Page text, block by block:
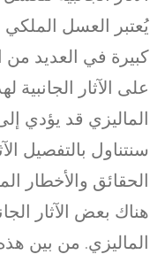
يُعتبر العسل
كبيرة في العديد من
على الآثار
الماليزي قد يؤدي
سنتناول بالتفصيل
الحقائق والأخطار
هناك بعض الآثار
الماليزي. من بين